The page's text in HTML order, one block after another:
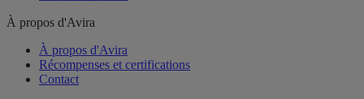
À propos d'Avira
À propos d'Avira
Récompenses et certifications
Contact